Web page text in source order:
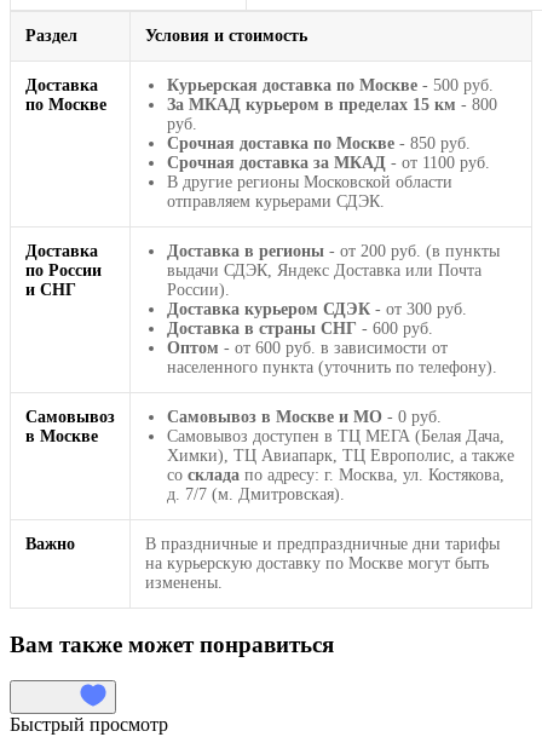
Раздел Условия и стоимость
Доставка
по Москве
Курьерская доставка по Москве - 500 руб.
За МКАД курьером в пределах 15 км - 800
руб.
Срочная доставка по Москве - 850 руб.
Срочная доставка за МКАД - от 1100 руб.
В другие регионы Московской области
отправляем курьерами СДЭК.
Доставка
по России
и СНГ
Доставка в регионы - от 200 руб. (в пункты
выдачи СДЭК, Яндекс Доставка или Почта
России).
Доставка курьером СДЭК - от 300 руб.
Доставка в страны СНГ - 600 руб.
Оптом - от 600 руб. в зависимости от
населенного пункта (уточнить по телефону).
Самовывоз
в Москве
Самовывоз в Москве и МО - 0 руб.
Самовывоз доступен в ТЦ МЕГА (Белая Дача,
Химки), ТЦ Авиапарк, ТЦ Европолис, а также
со склада по адресу: г. Москва, ул. Костякова,
д. 7/7 (м. Дмитровская).
Важно
В праздничные и предпраздничные дни тарифы
на курьерскую доставку по Москве могут быть
изменены.
Вам также может понравиться
Быстрый просмотр